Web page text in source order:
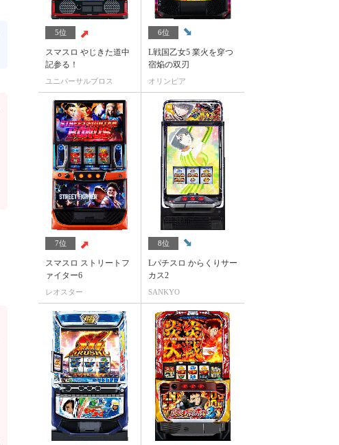
5位
スマスロ やじきた道中
記参る！
ユニバーサルブロス
6位
L戦国乙女5 業火を穿つ
宿焔の双刃
オリンピア
7位
スマスロ ストリートフ
ァイター6
レオスター
8位
Lパチスロ からくりサー
カス2
SANKYO